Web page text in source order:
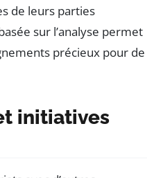
de leurs parties
sur l’analyse permet
précieux pour de
initiatives